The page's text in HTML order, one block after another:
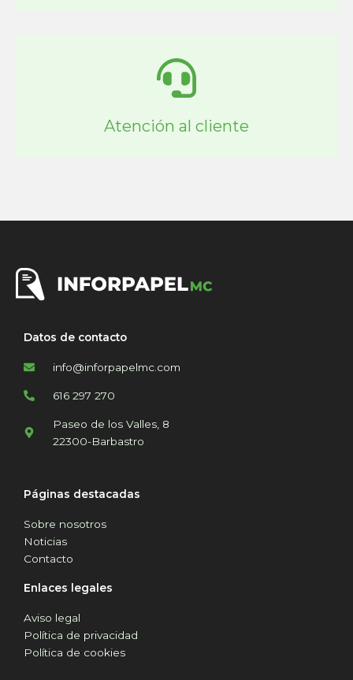
Atención al cliente
Datos de contacto
info@inforpapelmc.com
616 297 270
Paseo de los Valles, 8
22300-Barbastro
Páginas destacadas
Sobre nosotros
Noticias
Contacto
Enlaces legales
Aviso legal
Política de privacidad
Política de cookies